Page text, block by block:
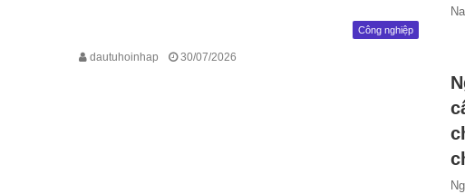
Công nghiệp
dautuhoinhap 30/07/2026